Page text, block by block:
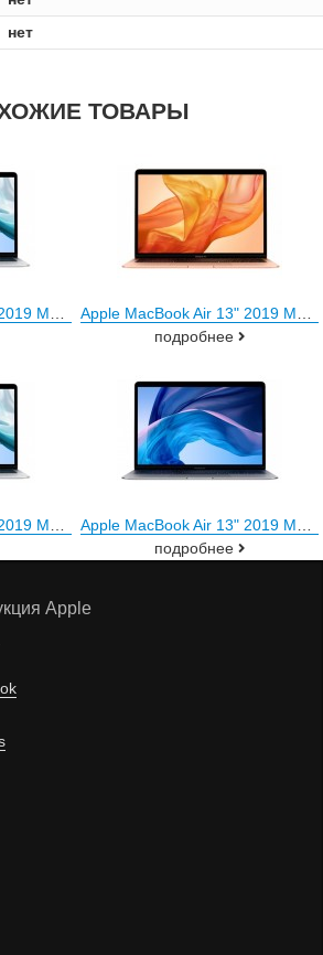
нет
ТОВАРЫ
подробнее
подробнее
Apple